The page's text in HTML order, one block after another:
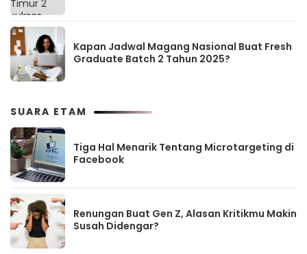
Kapan Jadwal Magang Nasional Buat Fresh
Graduate Batch 2 Tahun 2025?
SUARA ETAM
Tiga Hal Menarik Tentang Microtargeting di
Facebook
Renungan Buat Gen Z, Alasan Kritikmu Makin
Susah Didengar?